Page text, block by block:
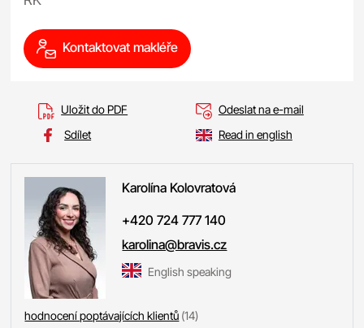
Kontaktovat makléře
Uložit do PDF
Odeslat na e-mail
Sdílet
Read in english
Karolína Kolovratová
+420 724 777 140
karolina@bravis.cz
English speaking
hodnocení poptávajících klientů (14)